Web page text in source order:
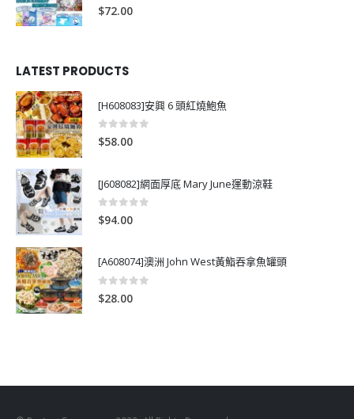
0out of 5
$72.00
LATEST PRODUCTS
[H608083]安興 6 頭紅燒鮑魚
0out of 5
$58.00
[J608082]網面厚底 Mary June運動涼鞋
0 out of 5
$94.00
[A608074]澳洲 John West黃鮨吞拿魚罐頭
0 out of 5
$28.00